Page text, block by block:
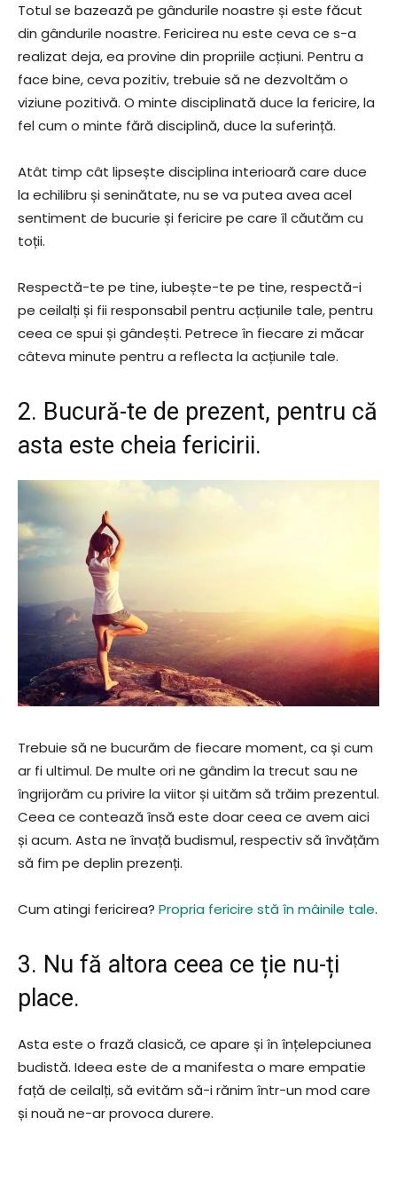
Totul se bazează pe gândurile noastre și este făcut
din gândurile noastre. Fericirea nu este ceva ce s-a
realizat deja, ea provine din propriile acțiuni. Pentru a
face bine, ceva pozitiv, trebuie să ne dezvoltăm o
viziune pozitivă. O minte disciplinată duce la fericire, la
fel cum o minte fără disciplină, duce la suferință.
Atât timp cât lipsește disciplina interioară care duce
la echilibru și seninătate, nu se va putea avea acel
sentiment de bucurie și fericire pe care îl căutăm cu
toții.
Respectă-te pe tine, iubește-te pe tine, respectă-i
pe ceilalți și fii responsabil pentru acțiunile tale, pentru
ceea ce spui și gândești. Petrece în fiecare zi măcar
câteva minute pentru a reflecta la acțiunile tale.
2. Bucură-te de prezent, pentru că
asta este cheia fericirii.
Trebuie să ne bucurăm de fiecare moment, ca și cum
ar fi ultimul. De multe ori ne gândim la trecut sau ne
îngrijorăm cu privire la viitor și uităm să trăim prezentul.
Ceea ce contează însă este doar ceea ce avem aici
și acum. Asta ne învață budismul, respectiv să învățăm
să fim pe deplin prezenți.
Cum atingi fericirea? Propria fericire stă în mâinile tale.
3. Nu fă altora ceea ce ție nu-ți
place.
Asta este o frază clasică, ce apare și în înțelepciunea
budistă. Ideea este de a manifesta o mare empatie
față de ceilalți, să evităm să-i rănim într-un mod care
și nouă ne-ar provoca durere.